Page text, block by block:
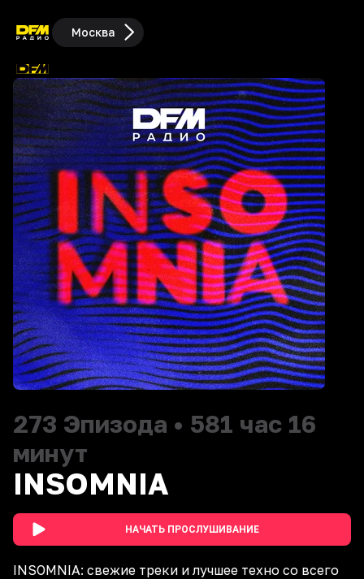
Москва
273 Эпизода • 581 час 16
минут
INSOMNIA
НАЧАТЬ ПРОСЛУШИВАНИЕ
INSOMNIA: свежие треки и лучшее техно со всего